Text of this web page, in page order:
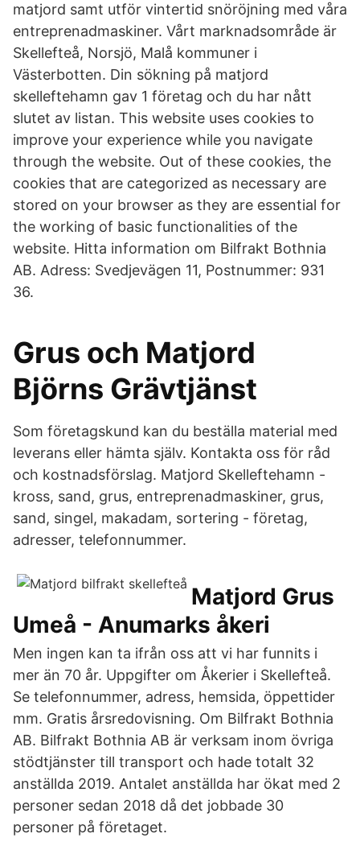
matjord samt utför vintertid snöröjning med våra
entreprenadmaskiner. Vårt marknadsområde är
Skellefteå, Norsjö, Malå kommuner i
Västerbotten. Din sökning på matjord
skelleftehamn gav 1 företag och du har nått
slutet av listan. This website uses cookies to
improve your experience while you navigate
through the website. Out of these cookies, the
cookies that are categorized as necessary are
stored on your browser as they are essential for
the working of basic functionalities of the
website. Hitta information om Bilfrakt Bothnia
AB. Adress: Svedjevägen 11, Postnummer: 931
36.
Grus och Matjord
Björns Grävtjänst
Som företagskund kan du beställa material med
leverans eller hämta själv. Kontakta oss för råd
och kostnadsförslag. Matjord Skelleftehamn -
kross, sand, grus, entreprenadmaskiner, grus,
sand, singel, makadam, sortering - företag,
adresser, telefonnummer.
Matjord Grus
Umeå - Anumarks åkeri
Men ingen kan ta ifrån oss att vi har funnits i
mer än 70 år. Uppgifter om Åkerier i Skellefteå.
Se telefonnummer, adress, hemsida, öppettider
mm. Gratis årsredovisning. Om Bilfrakt Bothnia
AB. Bilfrakt Bothnia AB är verksam inom övriga
stödtjänster till transport och hade totalt 32
anställda 2019. Antalet anställda har ökat med 2
personer sedan 2018 då det jobbade 30
personer på företaget.